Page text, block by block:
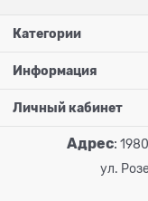
Категории
Информация
Личный кабинет
Адрес:
ул.